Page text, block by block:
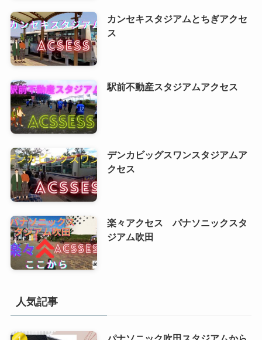
カンセキスタジアムとちぎアクセ
ス
駅前不動産スタジアムアクセス
デンカビッグスワンスタジアムア
クセス
楽々アクセス パナソニックスタ
ジアム吹田
人気記事